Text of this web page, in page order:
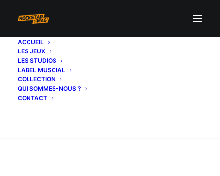
ACCUEIL
LES JEUX
LES STUDIOS
LABEL MUSCIAL
COLLECTION
QUI SOMMES-NOUS ?
CONTACT
gta vice city the definitive